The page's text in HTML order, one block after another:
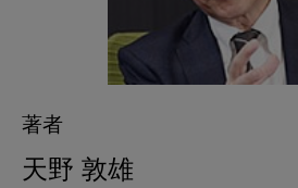
著者
天野 敦雄